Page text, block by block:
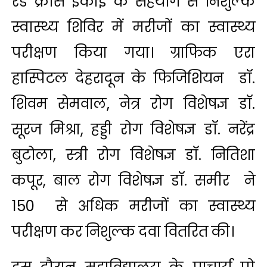
स्वास्थ्य शिविर में मरीजों का स्वास्थ्य
परीक्षण किया गया। ग्राफिक एरा
हास्पिटल देहरादून के फिजिशियन डॉ.
शिवम सेमवाल, नेत्र रोग विशेषज्ञ डॉ.
सूरज मिश्रा, हड्डी रोग विशेषज्ञ डॉ. नरेंद्र
बुटोला, स्त्री रोग विशेषज्ञ डॉ. नितिशा
कपूर, बाल रोग विशेषज्ञ डॉ. समीर ने
150 से अधिक मरीजों का स्वास्थ्य
परीक्षण कर निशुल्क दवा वितरित की।